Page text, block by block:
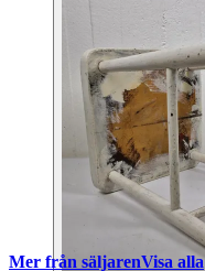
Mer från säljarenVisa alla